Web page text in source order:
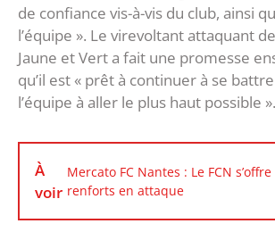
de confiance vis-à-vis du club, ainsi
l’équipe ». Le virevoltant attaquant
Jaune et Vert a fait une promesse
qu’il est « prêt à continuer à se
l’équipe à aller le plus haut possible ».
À
voir
Mercato FC Nantes : Le FCN
renforts en attaque